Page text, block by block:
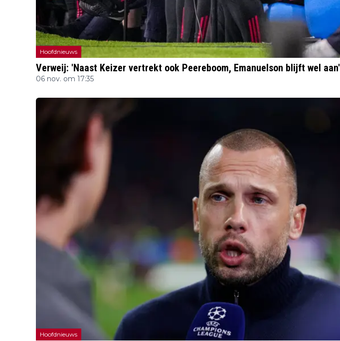
Hoofdnieuws
Verweij: 'Naast Keizer vertrekt ook Peereboom, Emanuelson blijft wel aan'
06 nov. om 17:35
Hoofdnieuws